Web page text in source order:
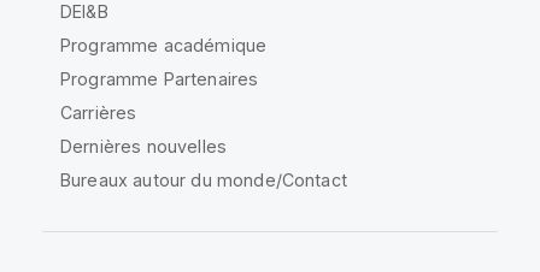
DEI&B
Programme académique
Programme Partenaires
Carrières
Dernières nouvelles
Bureaux autour du monde/Contact